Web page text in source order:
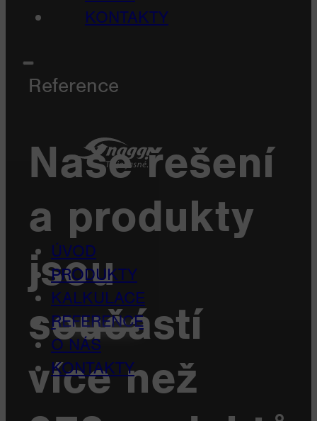
KONTAKTY
ÚVOD
PRODUKTY
KALKULACE
REFERENCE
O NÁS
KONTAKTY
Reference
Naše řešení
a produkty
jsou
součástí
více než